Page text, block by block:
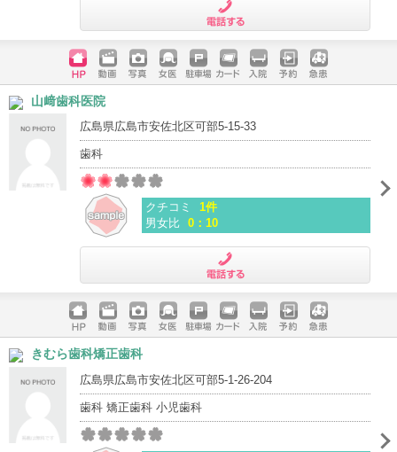
ホームペ
ージ
動画 写真 女医 駐車場
クレジッ
入院 予約 急患
山﨑歯科医院
広島県広島市安佐北区可部5-15-33
歯科
クチコミ
1件
男女比 0：10
ホームペ
ージ
動画 写真 女医 駐車場
クレジッ
入院 予約 急患
きむら歯科矯正歯科
広島県広島市安佐北区可部5-1-26-204
歯科 矯正歯科 小児歯科